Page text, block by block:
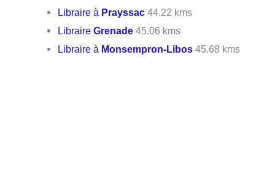
Libraire à Prayssac 44.22 kms
LibraireGrenade 45.06 kms
Libraire à Monsempron-Libos 45.68 kms